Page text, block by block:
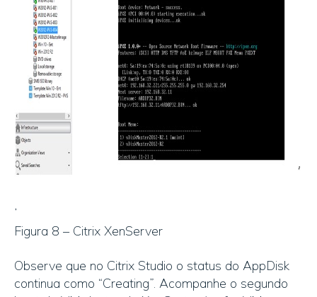
’
Figura 8 – Citrix XenServer
Observe que no Citrix Studio o status do AppDisk
continua como “Creating”. Acompanhe o segundo